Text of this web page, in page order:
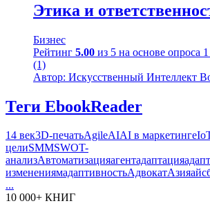
Этика и
Бизнес
Рейтинг 5.00 из 5 на основе опроса 1
(1)
Автор: Искусственный Интеллект
Теги EbookReader
14 век3D-печатьAgileAIAI в маркетинге
целиSMMSWOT-
анализАвтоматизацияагентадаптация
изменениямадаптивностьАдвокатАзия
...
10 000+ КНИГ